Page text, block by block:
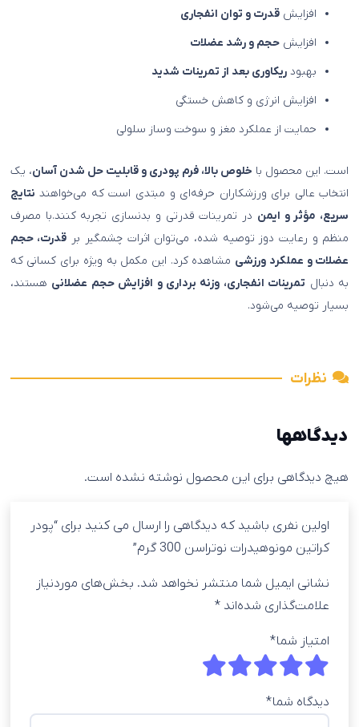
افزایش قدرت و توان انفجاری
افزایش حجم و رشد عضلات
بهبود ریکاوری بعد از تمرینات شدید
افزایش انرژی و کاهش خستگی
حمایت از عملکرد مغز و سوخت‌ وساز سلولی
است. این محصول با خلوص بالا، فرم پودری و قابلیت حل شدن آسان، یک
انتخاب عالی برای ورزشکاران حرفه‌ای و مبتدی است که می‌خواهند نتایج
سریع، مؤثر و ایمن در تمرینات قدرتی و بدنسازی تجربه کنند.با مصرف
منظم و رعایت دوز توصیه شده، می‌توان اثرات چشمگیر بر قدرت، حجم
عضلات و عملکرد ورزشی مشاهده کرد. این مکمل به ویژه برای کسانی که
به دنبال تمرینات انفجاری، وزنه‌ برداری و افزایش حجم عضلانی هستند،
بسیار توصیه می‌شود.
نظرات
دیدگاهها
هیچ دیدگاهی برای این محصول نوشته نشده است.
اولین نفری باشید که دیدگاهی را ارسال می کنید برای “پودر
کراتین مونوهیدرات نوتراسن 300 گرم”
نشانی ایمیل شما منتشر نخواهد شد. بخش‌های موردنیاز
علامت‌گذاری شده‌اند *
امتیاز شما*
دیدگاه شما*